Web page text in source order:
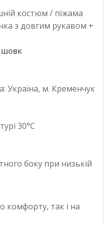
костюм / піжама
з довгим рукавом +
Україна, м. Кременчук
30°C
боку при низькій
комфорту, так і на